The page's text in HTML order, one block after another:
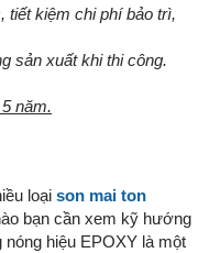
tiết kiệm chi phí bảo trì,
sản xuất khi thi công.
năm.
loại son mai ton
bạn cần xem kỹ hướng
hiệu EPOXY là một